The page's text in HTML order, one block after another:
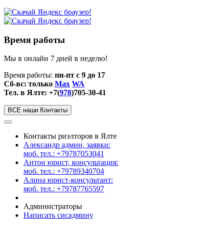
Время работы
Мы в онлайн 7 дней в неделю!
Время работы: пн-пт с 9 до 17
Сб-вс: только Max WA
Тел. в Ялте: +7(978)705-30-41
ВСЕ наши Контакты
Контакты риэлторов в Ялте
Александр админ, заявки:
моб. тел.: +79787053041
Антон юрист, консультация:
моб. тел.: +79789340704
Алина юрист-консультант:
моб. тел.: +79787765597
Администраторы
Написать сисадмину